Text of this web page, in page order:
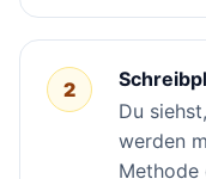
2
Du
werden
Methode